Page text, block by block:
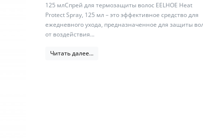
125 млСпрей для термозащиты волос EELHOE Heat
Protect Spray, 125 мл – это эффективное средство для
ежедневного ухода, предназначенное для защиты
от воздействия...
Читать далее...